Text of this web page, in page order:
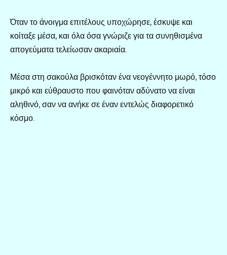
Όταν το άνοιγμα επιτέλους υποχώρησε, έσκυψε και
κοίταξε μέσα, και όλα όσα γνώριζε για τα συνηθισμένα
απογεύματα τελείωσαν ακαριαία.
Μέσα στη σακούλα βρισκόταν ένα νεογέννητο μωρό, τόσο
μικρό και εύθραυστο που φαινόταν αδύνατο να είναι
αληθινό, σαν να ανήκε σε έναν εντελώς διαφορετικό
κόσμο.